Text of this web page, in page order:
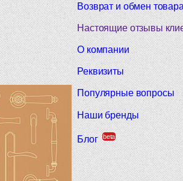
Возврат и обмен товара
Настоящие отзывы
О компании
Реквизиты
Популярные вопросы
Наши бренды
Блог beta